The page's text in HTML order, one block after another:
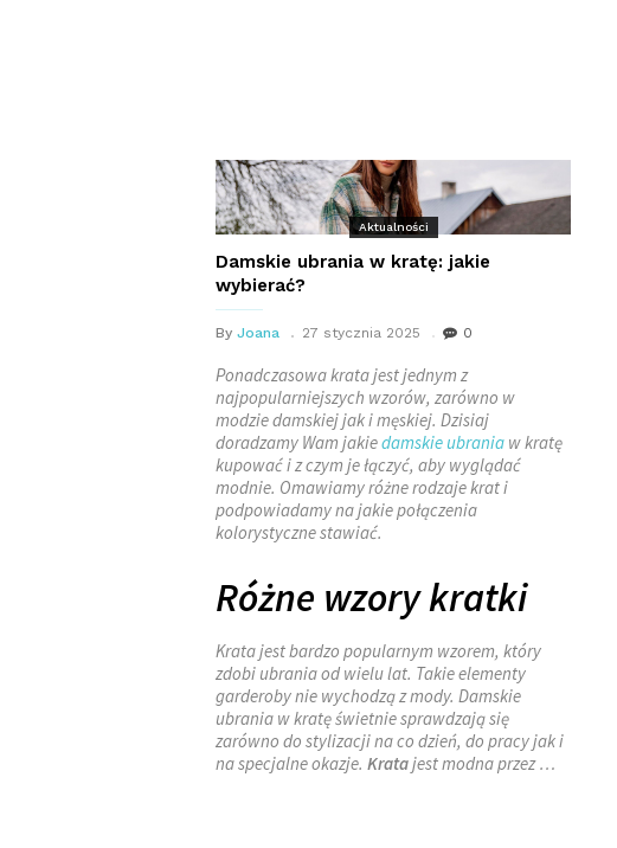
Aktualności
Damskie ubrania w kratę: jakie
wybierać?
By Joana 27 stycznia 2025 0
Ponadczasowa krata jest jednym z
najpopularniejszych wzorów, zarówno w
modzie damskiej jak i męskiej. Dzisiaj
doradzamy Wam jakiedamskie ubrania w kratę
kupować i z czym je łączyć, aby wyglądać
modnie. Omawiamy różne rodzaje krat i
podpowiadamy na jakie połączenia
kolorystyczne stawiać.
Różne wzory kratki
Krata jest bardzo popularnym wzorem, który
zdobi ubrania od wielu lat. Takie elementy
garderoby nie wychodzą z mody. Damskie
ubrania w kratę świetnie sprawdzają się
zarówno do stylizacji na co dzień, do pracy jak i
na specjalne okazje. Kratajest modna przez …